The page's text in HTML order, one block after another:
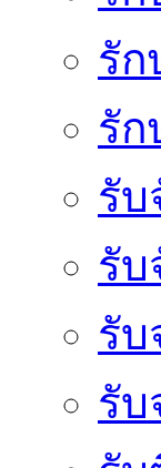
รั
รั
รับ
รั
รั
รั